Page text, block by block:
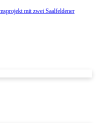
mit zwei Saalfeldener